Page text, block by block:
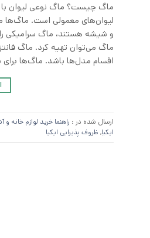
ماگ چیست؟ ماگ نوعی لیوان
لیوان‌های معمولی است. ماگ‌ها
و شیشه هستند، ماگ سرامیکی
ماگ می‌توان تهیه کرد. ماگ
اقسام مدل‌ها باشد. ماگ‌ها
ارسال شده در : راهنما خرید لوازم خانه و
ایکیا, ظروف پذیرایی ایکیا